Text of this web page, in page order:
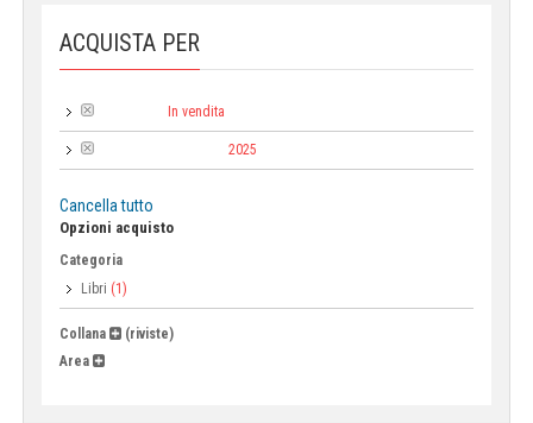
ACQUISTA PER
In vendita
2025
Cancella tutto
Opzioni acquisto
Categoria
Libri (1)
Collana
(riviste)
Area